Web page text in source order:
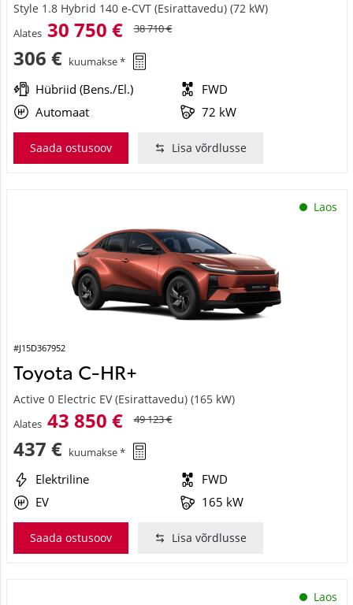
Style 1.8 Hybrid 140 e-CVT (Esirattavedu) (72 kW)
Alates 30 750 € 38 710 €
306 € kuumakse *
Hübriid (Bens./El.)
FWD
Automaat
72 kW
Saada ostusoov Lisa võrdlusse
Laos
#J15D367952
Toyota C-HR+
Active 0 Electric EV (Esirattavedu) (165 kW)
Alates 43 850 € 49 123 €
437 € kuumakse *
Elektriline
FWD
EV
165 kW
Saada ostusoov Lisa võrdlusse
Laos